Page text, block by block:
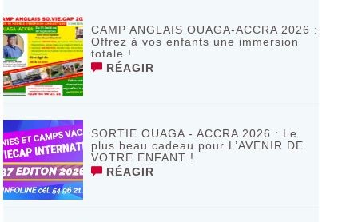
RÉAGIR
CAMP ANGLAIS OUAGA-ACCRA 2026 :
Offrez à vos enfants une immersion
totale !
RÉAGIR
SORTIE OUAGA - ACCRA 2026 : Le
plus beau cadeau pour L’AVENIR DE
VOTRE ENFANT !
RÉAGIR